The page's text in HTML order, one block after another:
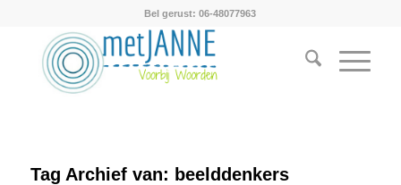
Bel gerust: 06-48077963
Tag Archief van: beelddenkers